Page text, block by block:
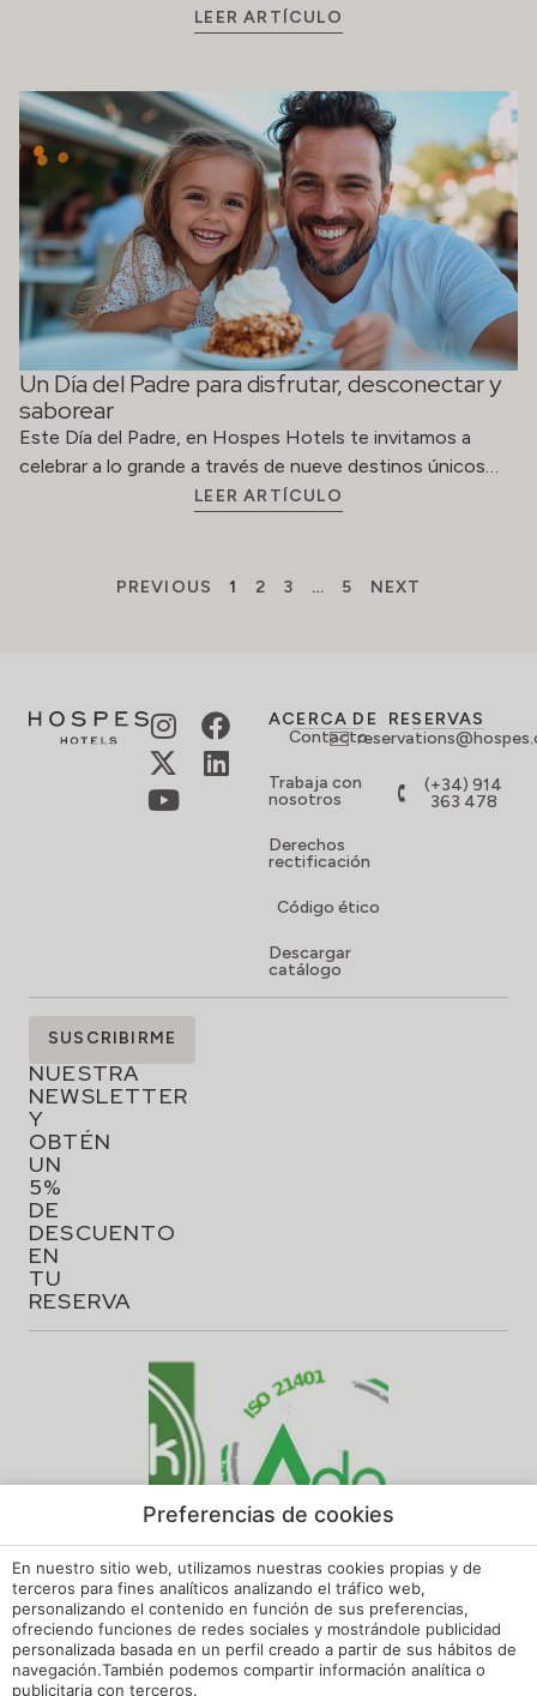
LEER ARTÍCULO
Un Día del Padre para disfrutar, desconectar y
saborear
Este Día del Padre, en Hospes Hotels te invitamos a
celebrar a lo grande a través de nueve destinos únicos…
LEER ARTÍCULO
PREVIOUS 1 2 3 … 5 NEXT
ACERCA DE
Contacto
Trabaja con
nosotros
Derechos
rectificación
Código ético
Descargar
catálogo
RESERVAS
(+34) 914
363 478
SUSCRÍBETE
NUESTRA
NEWSLETTER
Y
OBTÉN
UN
5%
DE
DESCUENTO
EN
TU
RESERVA
SUSCRIBIRME
Aviso legal
Preferencias de cookies
En nuestro sitio web, utilizamos nuestras cookies propias y de
terceros para fines analíticos analizando el tráfico web,
personalizando el contenido en función de sus preferencias,
ofreciendo funciones de redes sociales y mostrándole publicidad
personalizada basada en un perfil creado a partir de sus hábitos de
navegación.También podemos compartir información analítica o
publicitaria con terceros.